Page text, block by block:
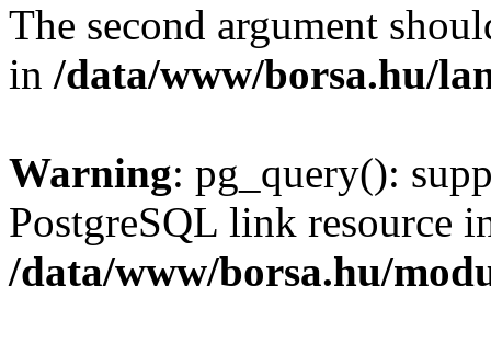
The second argument
in /data/www/borsa.hu/
Warning: pg_query():
PostgreSQL link resource
/data/www/borsa.hu/